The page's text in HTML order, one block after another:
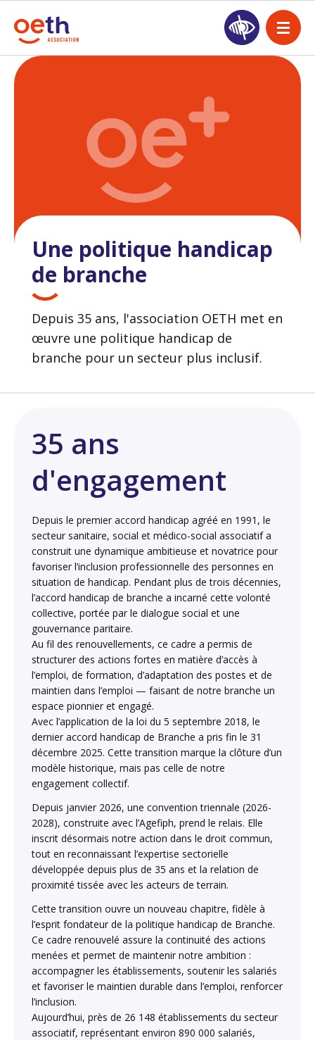
Une politique handicap
de branche
Depuis 35 ans, l'association OETH met en
œuvre une politique handicap de
branche pour un secteur plus inclusif.
35 ans
d'engagement
Depuis le premier accord handicap agréé en 1991, le
secteur sanitaire, social et médico-social associatif a
construit une dynamique ambitieuse et novatrice pour
favoriser l’inclusion professionnelle des personnes en
situation de handicap. Pendant plus de trois décennies,
l’accord handicap de branche a incarné cette volonté
collective, portée par le dialogue social et une
gouvernance paritaire.
Au fil des renouvellements, ce cadre a permis de
structurer des actions fortes en matière d’accès à
l’emploi, de formation, d’adaptation des postes et de
maintien dans l’emploi — faisant de notre branche un
espace pionnier et engagé.
Avec l’application de la loi du 5 septembre 2018, le
dernier accord handicap de Branche a pris fin le 31
décembre 2025. Cette transition marque la clôture d’un
modèle historique, mais pas celle de notre
engagement collectif.
Depuis janvier 2026, une convention triennale (2026-
2028), construite avec l’Agefiph, prend le relais. Elle
inscrit désormais notre action dans le droit commun,
tout en reconnaissant l’expertise sectorielle
développée depuis plus de 35 ans et la relation de
proximité tissée avec les acteurs de terrain.
Cette transition ouvre un nouveau chapitre, fidèle à
l’esprit fondateur de la politique handicap de Branche.
Ce cadre renouvelé assure la continuité des actions
menées et permet de maintenir notre ambition :
accompagner les établissements, soutenir les salariés
et favoriser le maintien durable dans l’emploi, renforcer
l’inclusion.
Aujourd’hui, près de 26 148 établissements du secteur
associatif, représentant environ 890 000 salariés,